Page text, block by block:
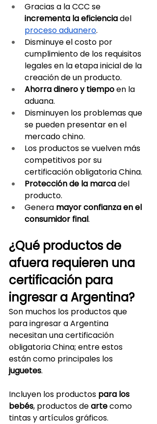
Gracias a la CCC se
incrementa la eficiencia del
proceso aduanero.
Disminuye el costo por
cumplimiento de los requisitos
legales en la etapa inicial de la
creación de un producto.
Ahorra dinero y tiempo en la
aduana.
Disminuyen los problemas que
se pueden presentar en el
mercado chino.
Los productos se vuelven más
competitivos por su
certificación obligatoria China.
Protección de la marca del
producto.
Genera mayor confianza en el
consumidor final.
¿Qué productos de
afuera requieren una
certificación para
ingresar a Argentina?
Son muchos los productos que
para ingresar a Argentina
necesitan una certificación
obligatoria China; entre estos
están como principales los
juguetes.
Incluyen los productos para los
bebés, productos de arte como
tintas y artículos gráficos.